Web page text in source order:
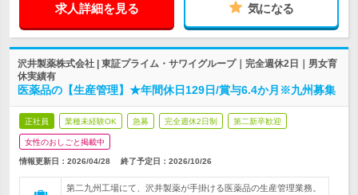
求人詳細を見る 気になる
沢井製薬株式会社 | 東証プライム・サワイグループ｜完全週休2日｜男女育
休実績有
医薬品の【生産管理】★年間休日129日/賞与6.4か月※九州募集
正社員 業種未経験OK 急募 完全週休2日制 第二新卒歓迎
女性のおしごと掲載中
情報更新日：2026/04/28 終了予定日： 2026/10/26
第二九州工場にて、沢井製薬が手掛ける医薬品の生産管理業務。